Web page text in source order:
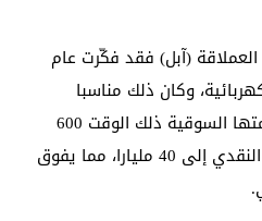
العملاقة (آبل) فقد فكّرت عام
وكان ذلك مناسبا
لقدرتها المالية، إذ بلغت قيمتها السوقية ذلك الوقت 600
مليار دولار، ووصل احتياطها النقدي إلى 40 مليارا، مما يفوق